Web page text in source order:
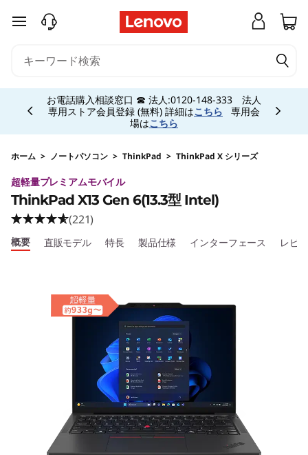
T
k
P
a
d
X
メインコンテンツにスキップする
お電話購入相談窓口 ☎ 法人:0120-148-333 法人
専用ストア会員登録 (無料) 詳細はこちら
専用会
場はこちら
Currently displaying item 5 of 5
ホーム > ノートパソコン > ThinkPad > ThinkPad X シリーズ
超軽量プレミアムモバイル
ThinkPad X13 Gen 6(13.3型 Intel)
(221)
概要 直販モデル 特長 製品仕様 インターフェース レビ